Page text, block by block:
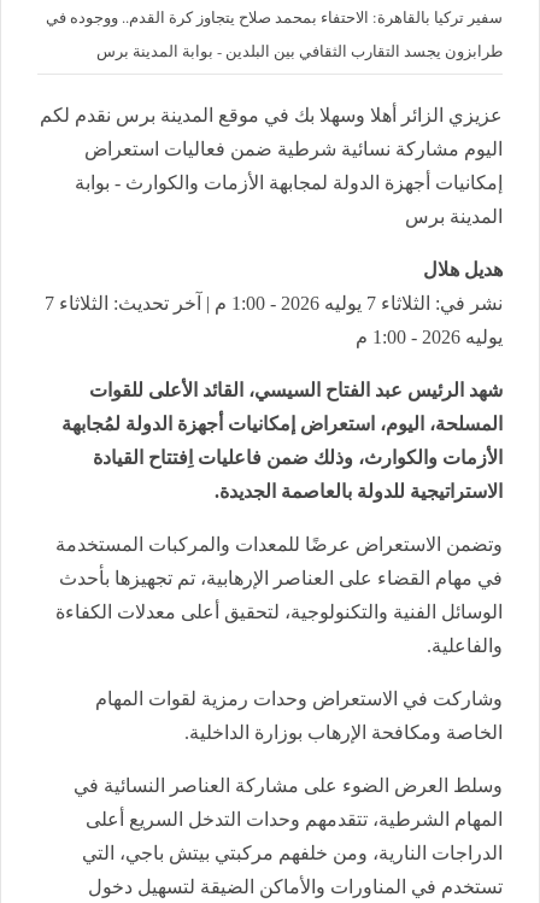
سفير تركيا بالقاهرة: الاحتفاء بمحمد صلاح يتجاوز كرة القدم.. ووجوده في
طرابزون يجسد التقارب الثقافي بين البلدين - بوابة المدينة برس
عزيزي الزائر أهلا وسهلا بك في موقع المدينة برس نقدم لكم
اليوم مشاركة نسائية شرطية ضمن فعاليات استعراض
إمكانيات أجهزة الدولة لمجابهة الأزمات والكوارث - بوابة
المدينة برس
هديل هلال
نشر في: الثلاثاء 7 يوليه 2026 - 1:00 م | آخر تحديث: الثلاثاء 7
يوليه 2026 - 1:00 م
شهد الرئيس عبد الفتاح السيسي، القائد الأعلى للقوات
المسلحة، اليوم، استعراض إمكانيات أجهزة الدولة لمُجابهة
الأزمات والكوارث، وذلك ضمن فاعليات اِفتتاح القيادة
الاستراتيجية للدولة بالعاصمة الجديدة.
وتضمن الاستعراض عرضًا للمعدات والمركبات المستخدمة
في مهام القضاء على العناصر الإرهابية، تم تجهيزها بأحدث
الوسائل الفنية والتكنولوجية، لتحقيق أعلى معدلات الكفاءة
والفاعلية.
وشاركت في الاستعراض وحدات رمزية لقوات المهام
الخاصة ومكافحة الإرهاب بوزارة الداخلية.
وسلط العرض الضوء على مشاركة العناصر النسائية في
المهام الشرطية، تتقدمهم وحدات التدخل السريع أعلى
الدراجات النارية، ومن خلفهم مركبتي بيتش باجي، التي
تستخدم في المناورات والأماكن الضيقة لتسهيل دخول